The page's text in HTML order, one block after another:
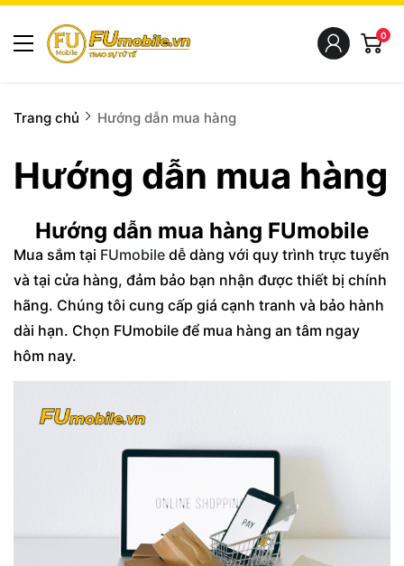
0
Trang chủ Hướng dẫn mua hàng
Hướng dẫn mua hàng
Hướng dẫn mua hàng FUmobile
Mua sắm tại FUmobile dễ dàng với quy trình trực tuyến
và tại cửa hàng, đảm bảo bạn nhận được thiết bị chính
hãng. Chúng tôi cung cấp giá cạnh tranh và bảo hành
dài hạn. Chọn FUmobile để mua hàng an tâm ngay
hôm nay.